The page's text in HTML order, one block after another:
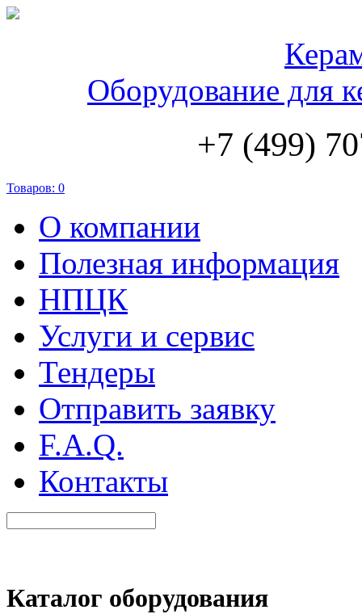
Оборудование для
+7 (499)
Товаров: 0
О компании
Полезная информация
НПЦК
Услуги и сервис
Тендеры
Отправить заявку
F.A.Q.
Контакты
Каталог оборудования